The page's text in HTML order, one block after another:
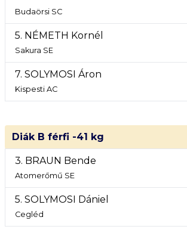
Budaörsi SC
5. NÉMETH Kornél
Sakura SE
7. SOLYMOSI Áron
Kispesti AC
Diák B férfi -41 kg
3. BRAUN Bende
Atomerőmű SE
5. SOLYMOSI Dániel
Cegléd